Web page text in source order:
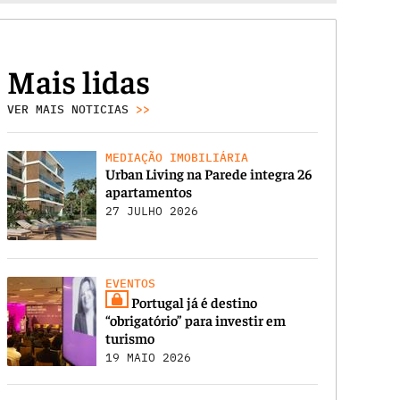
Mais lidas
VER MAIS NOTICIAS >>
MEDIAÇÃO IMOBILIÁRIA
Urban Living na Parede integra 26
apartamentos
27 JULHO 2026
EVENTOS
Portugal já é destino
“obrigatório” para investir em
turismo
19 MAIO 2026